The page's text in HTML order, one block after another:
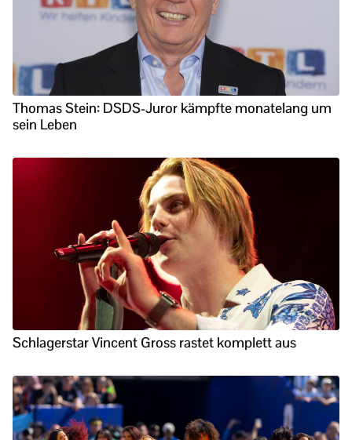
Thomas Stein: DSDS-Juror kämpfte monatelang um
sein Leben
Schlagerstar Vincent Gross rastet komplett aus